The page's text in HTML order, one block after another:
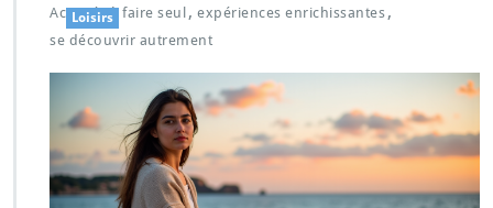
Activités à faire seul , expériences enrichissantes ,
se découvrir autrement
Loisirs